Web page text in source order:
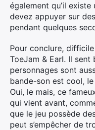
également qu’il
devez appuyer sur
pendant quelques
Pour conclure,
ToeJam & Earl. Il sent
personnages sont
bande-son est cool,
Oui, le mais, ce
qui vient avant,
que le jeu possède
peut s’empêcher de